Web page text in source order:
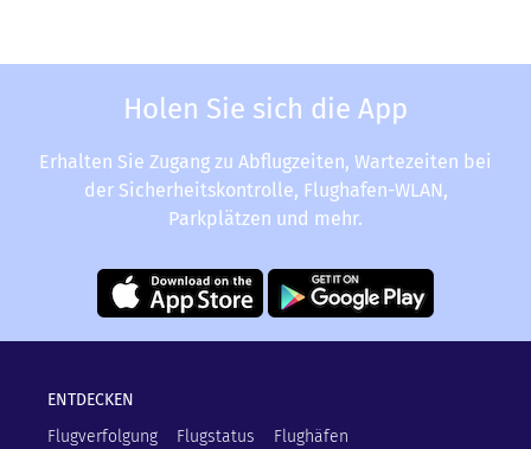
Holen Sie sich die App
Erhalten Sie Zugang zu Abflugzeiten, Wartezeiten bei
der Sicherheitskontrolle, Flughafen-WLAN,
Parkplätzen und mehr.
ENTDECKEN
Flugverfolgung
Flugstatus Flughäfen